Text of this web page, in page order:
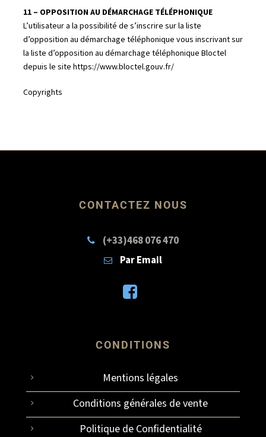
11 – OPPOSITION AU DÉMARCHAGE TÉLÉPHONIQUE
L’utilisateur a la possibilité de s’inscrire sur la liste
d’opposition au démarchage téléphonique vous inscrivant sur
la liste d’opposition au démarchage téléphonique Bloctel
depuis le site https://www.bloctel.gouv.fr/
Copyrights
CONTACTEZ NOUS
(+33)468 076 470
Par Email
CONDITIONS
Mentions légales
Conditions générales de vente
Politique de Confidentialité